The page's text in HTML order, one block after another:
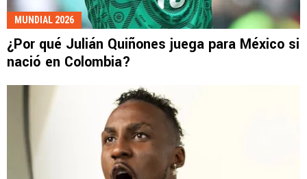
MUNDIAL 2026
¿Por qué Julián Quiñones juega para México si
nació en Colombia?